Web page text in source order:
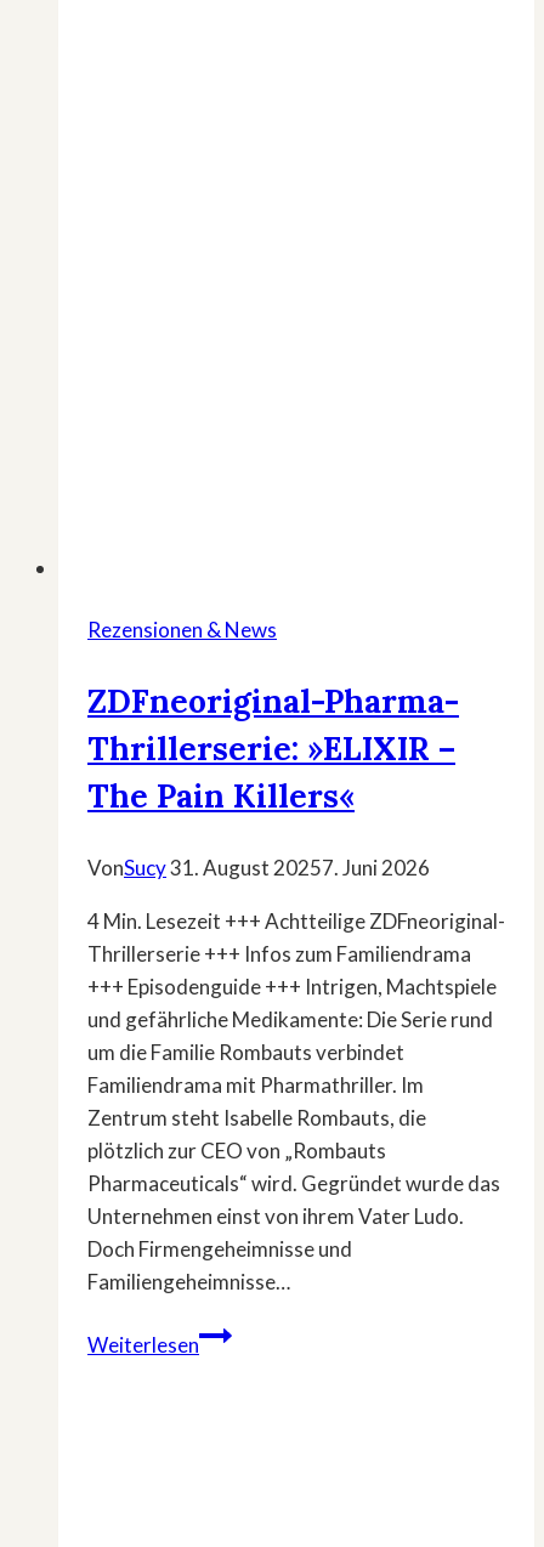
Rezensionen & News
ZDFneoriginal-Pharma-
Thrillerserie: »ELIXIR –
The Pain Killers«
VonSucy31. August 20257. Juni 2026
4 Min. Lesezeit +++ Achtteilige ZDFneoriginal-
Thrillerserie +++ Infos zum Familiendrama
+++ Episodenguide +++ Intrigen, Machtspiele
und gefährliche Medikamente: Die Serie rund
um die Familie Rombauts verbindet
Familiendrama mit Pharmathriller. Im
Zentrum steht Isabelle Rombauts, die
plötzlich zur CEO von „Rombauts
Pharmaceuticals“ wird. Gegründet wurde das
Unternehmen einst von ihrem Vater Ludo.
Doch Firmengeheimnisse und
Familiengeheimnisse…
WeiterlesenZDFneoriginal-